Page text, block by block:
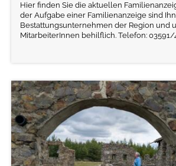
Hier finden Sie die aktuellen
der Aufgabe einer Familienanzeige sind
Bestattungsunternehmen der Region und
MitarbeiterInnen behilflich. Telefon: 03591/
weiterlesen